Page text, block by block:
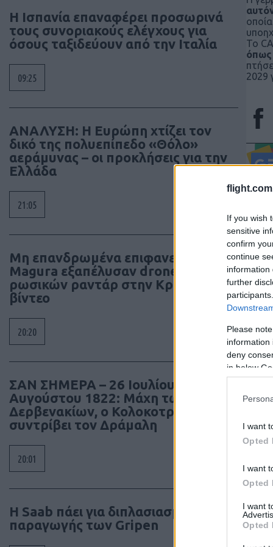
If you wish
sensitive
confirm
continue
information
further
Please
information
deny
in below
I want
Opted
I want
Opted
I want
Opted
Η Ισπανία επαναφέρει προσωρινά
τους συνοριακούς ελέγχους για
όσους ταξιδεύουν από την Ιταλία
09:25
ΑΝΑΛΥΣΗ: Η Ευρώπη χτίζει τον
δικό της πολυεπίπεδο «Θόλο»
αεράμυνας – οι προκλήσεις για την
Ελλάδα
21:05
Μη επανδρωμένα επιφανείας
Magura εξαπέλυσαν drones κατά
ρωσικών ραντάρ στην Κριμαία –
βίντεο
20:20
ΣΑΝ ΣΗΜΕΡΑ – 26 Ιουλίου/7
Αυγούστου 1822: Μάχη των
Δερβενακίων, ο Κολοκοτρώνης
συντρίβει τον Δράμαλη
20:01
H Saab πάει για διπλασιασμό της
παραγωγής των Gripen
Το
2029
Τα